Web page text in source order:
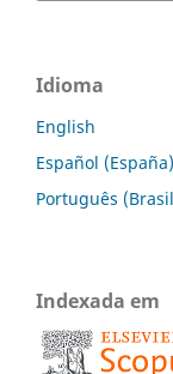
Idioma
English
Español (España)
Português
Indexada em